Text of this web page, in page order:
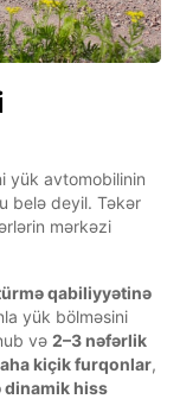
yük avtomobilinin
belə deyil. Təkər
mərkəzi
qabiliyyətinə
yük bölməsini
və 2–3 nəfərlik
kiçik furqonlar,
dinamik hiss